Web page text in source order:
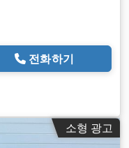
전화하기
소형 광고